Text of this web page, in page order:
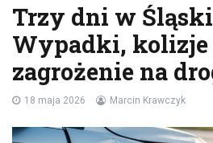
Trzy dni w
Wypadki, kolizje
zagrożenie na
18 maja 2026 Marcin Krawczyk